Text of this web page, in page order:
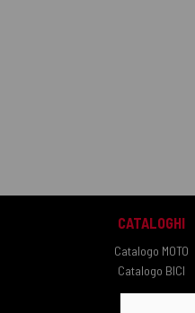
CATALOGHI
Catalogo MOTO
Catalogo BICI